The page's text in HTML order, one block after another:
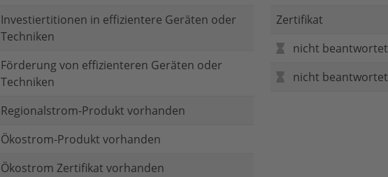
Investiertitionen in effizientere Geräten oder
Techniken
Förderung von effizienteren Geräten oder
Techniken
Regionalstrom-Produkt vorhanden
Ökostrom-Produkt vorhanden
Ökostrom Zertifikat vorhanden
Zertifikat
nicht beantwortet
nicht beantwortet